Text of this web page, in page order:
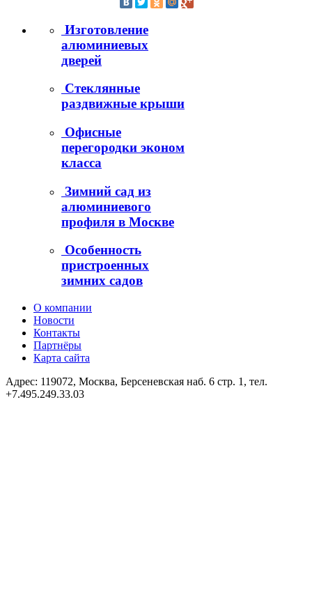
Изготовление
алюминиевых
дверей
Стеклянные
раздвижные крыши
Офисные
перегородки эконом
класса
Зимний сад из
алюминиевого
профиля в Москве
Особенность
пристроенных
зимних садов
О компании
Новости
Контакты
Партнёры
Карта сайта
Адрес: 119072, Москва, Берсеневская наб. 6 стр. 1, тел.
+7.495.249.33.03